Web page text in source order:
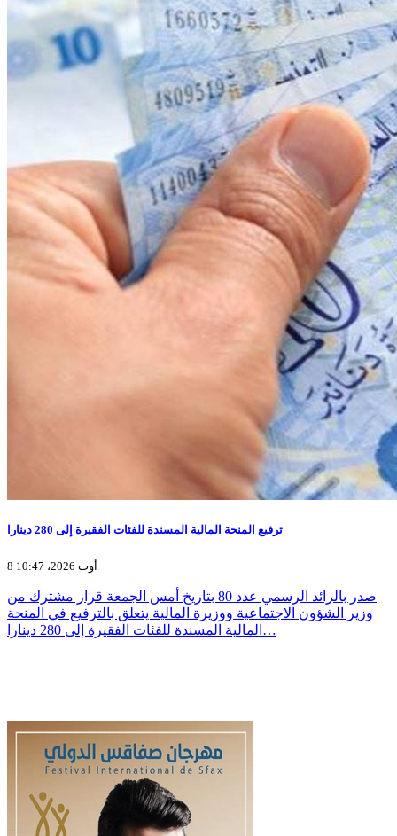
ترفيع المنحة المالية المسندة للفئات الفقيرة إلى 280 دينارا
8 أوت 2026، 10:47
صدر بالرائد الرسمي عدد 80 بتاريخ أمس الجمعة قرار مشترك من
وزير الشؤون الاجتماعية ووزيرة المالية يتعلق بالترفيع في المنحة
المالية المسندة للفئات الفقيرة إلى 280 دينارا…